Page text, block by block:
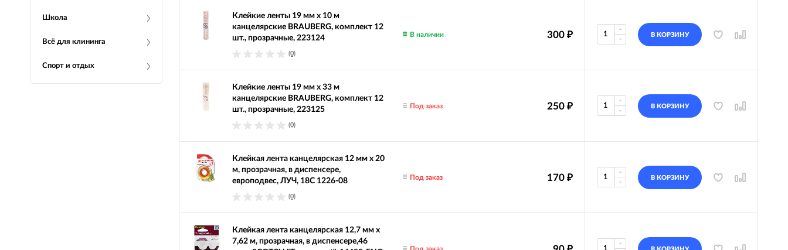
Школа
Всё для клининга
Спорт и отдых
Клейкие ленты 19 мм х 10 м
канцелярские BRAUBERG, комплект 12
шт., прозрачные, 223124
(0)
300 ₽
В наличии В КОРЗИНУ
Клейкие ленты 19 мм х 33 м
канцелярские BRAUBERG, комплект 12
шт., прозрачные, 223125
(0)
250 ₽
Под заказ В КОРЗИНУ
Клейкая лента канцелярская 12 мм х 20
м, прозрачная, в диспенсере,
европодвес, ЛУЧ, 18С 1226-08
(0)
170 ₽
Под заказ В КОРЗИНУ
Клейкая лента канцелярская 12,7 мм x
7,62 м, прозрачная, в диспенсере,46
Под заказ